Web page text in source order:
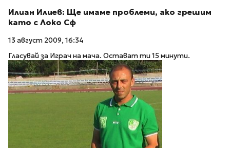
Илиан Илиев: Ще имаме проблеми, ако грешим
като с Локо Сф
13 август 2009, 16:34
Гласувай за Играч на мача. Остават ти 15 минути.